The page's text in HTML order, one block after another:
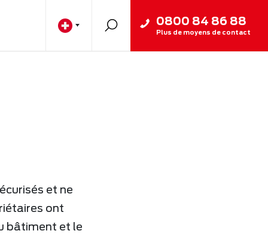
0800 84 86 88
Plus de moyens de contact
et ne
ont
bâtiment et le